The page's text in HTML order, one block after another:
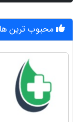
محبوب ترین